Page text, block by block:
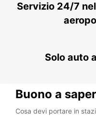
ROVIGO
Servizio 24/7
Solo auto
Buono a
Cosa devi portare in